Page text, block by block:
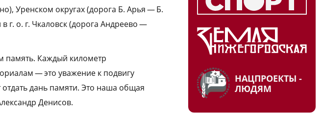
Уренском округах (дорога Б. Арья — Б.
о. г. Чкаловск (дорога Андреево —
память. Каждый километр
— это уважение к подвигу
отдать дань памяти. Это наша общая
Денисов.
НАЦПРОЕКТЫ -
ЛЮДЯМ